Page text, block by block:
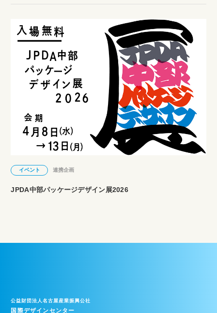
イベント 連携企画
JPDA中部パッケージデザイン展2026
公益財団法人名古屋産業振興公社
国際デザインセンター